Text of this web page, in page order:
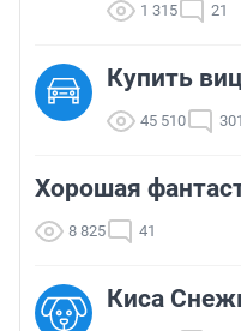
1 315 21
Купить
45 510 301
Хорошая
8 825 41
Киса